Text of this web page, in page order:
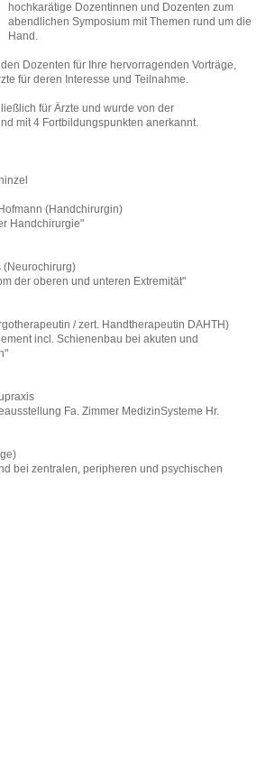
hochkarätige Dozentinnen und Dozenten zum
abendlichen Symposium mit Themen rund um die
Hand.
Dozenten für Ihre hervorragenden Vorträge,
für deren Interesse und Teilnahme.
für Ärzte und wurde von der
mit 4 Fortbildungspunkten anerkannt.
(Handchirurgin)
Handchirurgie"
(Neurochirurg)
der oberen und unteren Extremität"
/ zert. Handtherapeutin DAHTH)
incl. Schienenbau bei akuten und
Fa. Zimmer MedizinSysteme Hr.
bei zentralen, peripheren und psychischen